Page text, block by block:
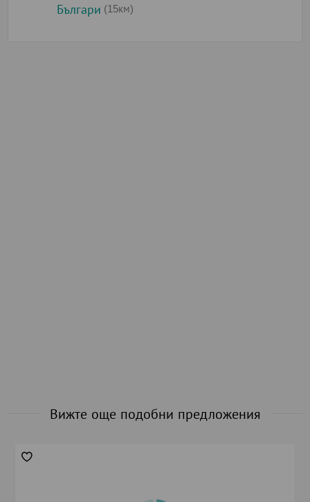
Българи (15км)
Вижте още подобни предложения